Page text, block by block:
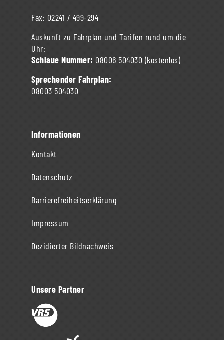
Fax: 02241 / 499-294
Auskunft zu Fahrplan und Tarifen rund um die
Uhr:
Schlaue Nummer: 08006 504030 (kostenlos)
Sprechender Fahrplan:
08003 504030
Informationen
Kontakt
Datenschutz
Barrierefreiheitserklärung
Impressum
Dezidierter Bildnachweis
Unsere Partner